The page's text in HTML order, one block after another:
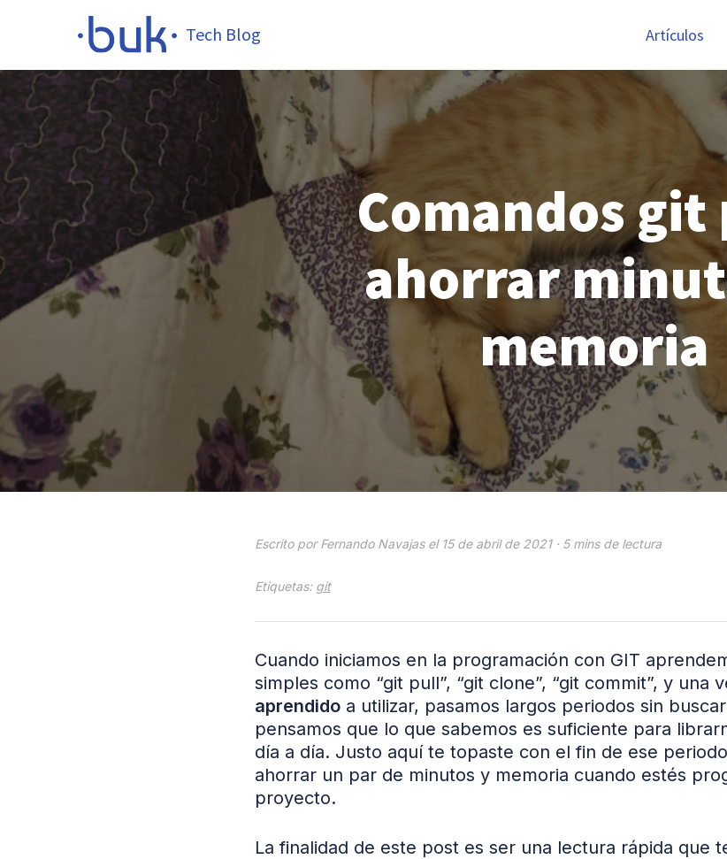
Tech Blog Artículos
Comandos git
ahorrar
memoria
Escrito por Fernando Navajas el 15 de abril de 2021 · 5 mins de lectura
Etiquetas: git
Cuando iniciamos en la programación con GIT
simples como “git pull”, “git clone”, “git commit”, y una
aprendidoa utilizar, pasamos largos periodos sin
pensamos que lo que sabemos es suficiente para
día a día. Justo aquí te topaste con el fin de ese
ahorrar un par de minutos y memoria cuando estés
proyecto.
La finalidad de este post es ser una lectura rápida que